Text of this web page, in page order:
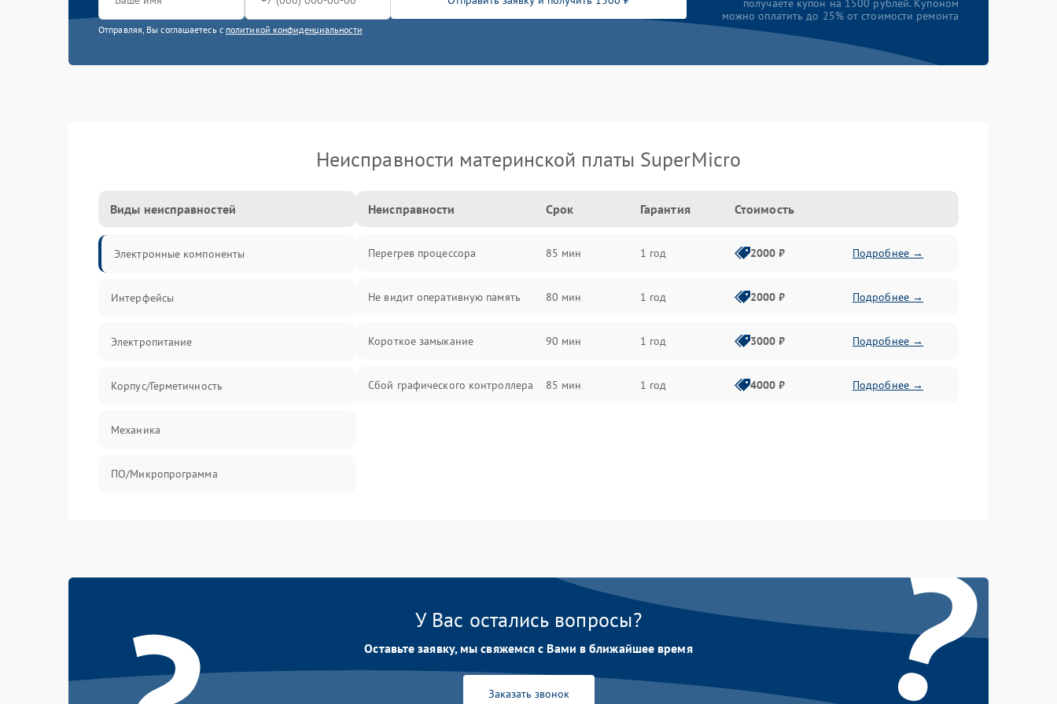
Отправляя, Вы соглашаетесь с политикой конфиденциальности
получаете купон на 1500 рублей. Купоном
можно оплатить до 25% от стоимости ремонта
Неисправности материнской платы SuperMicro
Виды неисправностей
Электронные компоненты
Интерфейсы
Электропитание
Корпус/Герметичность
Механика
ПО/Микропрограмма
Неисправности Срок Гарантия Стоимость
Перегрев процессора 85 мин 1 год 2000 ₽ Подробнее →
Не видит оперативную память 80 мин 1 год 2000 ₽ Подробнее →
Короткое замыкание 90 мин 1 год 3000 ₽ Подробнее →
Сбой графического контроллера 85 мин 1 год 4000 ₽ Подробнее →
?
У Вас остались вопросы?
Оставьте заявку, мы свяжемся с Вами в ближайшее время
Заказать звонок